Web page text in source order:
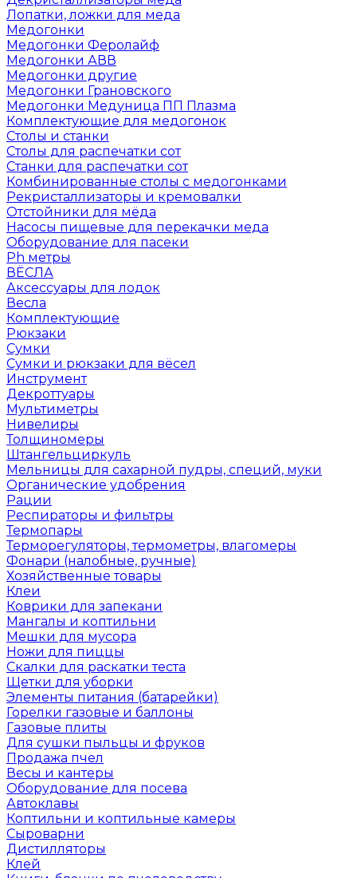
Лопатки, ложки для меда
Медогонки
Медогонки Феролайф
Медогонки АВВ
Медогонки другие
Медогонки Грановского
Медогонки Медуница ПП Плазма
Комплектующие для медогонок
Столы и станки
Столы для распечатки сот
Станки для распечатки сот
Комбинированные столы с медогонками
Рекристаллизаторы и кремовалки
Отстойники для мёда
Насосы пищевые для перекачки меда
Оборудование для пасеки
Ph метры
ВЁСЛА
Аксессуары для лодок
Весла
Комплектующие
Рюкзаки
Сумки
Сумки и рюкзаки для вёсел
Инструмент
Декроттуары
Мультиметры
Нивелиры
Толщиномеры
Штангельциркуль
Мельницы для сахарной пудры, специй, муки
Органические удобрения
Рации
Респираторы и фильтры
Термопары
Терморегуляторы, термометры, влагомеры
Фонари (налобные, ручные)
Хозяйственные товары
Клеи
Коврики для запекани
Мангалы и коптильни
Мешки для мусора
Ножи для пиццы
Скалки для раскатки теста
Щетки для уборки
Элементы питания (батарейки)
Горелки газовые и баллоны
Газовые плиты
Для сушки пыльцы и фруков
Продажа пчел
Весы и кантеры
Оборудование для посева
Автоклавы
Коптильни и коптильные камеры
Сыроварни
Дистилляторы
Клей